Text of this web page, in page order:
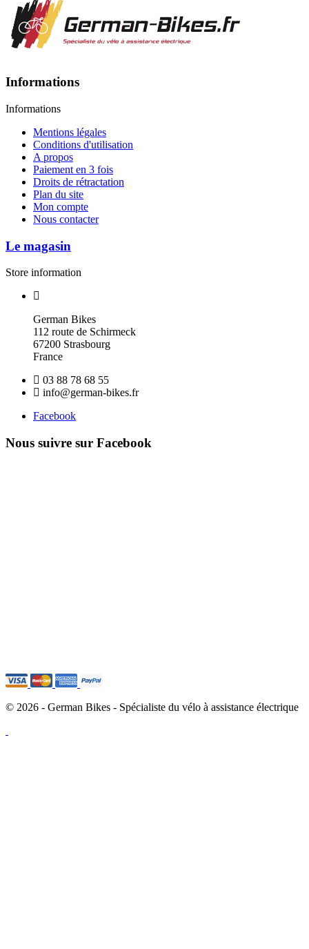
Informations
Informations
Mentions légales
Conditions d'utilisation
A propos
Paiement en 3 fois
Droits de rétractation
Plan du site
Mon compte
Nous contacter
Le magasin
Store information
German Bikes
112 route de Schirmeck
67200 Strasbourg
France
03 88 78 68 55
info@german-bikes.fr
Facebook
Nous suivre sur Facebook
© 2026 - German Bikes - Spécialiste du vélo à assistance électrique